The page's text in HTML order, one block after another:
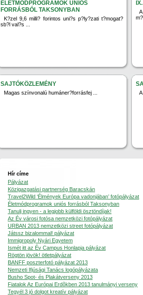
ÉLETMÓDPROGRAMOK UNIÓS
FORRÁSBÓL TAKSONYBAN
K?zel 9,6 milli? forintos uni?s p?ly?zati t?mogat?
sb?l val?s ...
SAJTÓKÖZLEMÉNY
Magas színvonalú humáner?forrásfej ...
Hír címe
Pályázat
Közigazgatási partnerség Baracskán
Travel2Wild ‘Élmények Európa vadonjában’ fotópályázat
Életmódprogramok uniós forrásból Taksonyban
Tanulj ingyen - a legjobb külföldi ösztöndíjak!
Az Év városi fotósa nemzetközi fotópályázat
URBAN 2013 nemzetközi street fotópályázat
Játssz bizalommal! pályázat
Immigropoly Nyári Egyetem
Ismét itt az Év Campus Honlapja pályázat
Rögtön jövök! ötletpályázat
BANFF poszterfotó pályázat 2013
Nemzeti Ifjúsági Tanács logópályázata
Busho Spot- és Plakátverseny 2013
Fiatalok Az Európai Erdõkben 2013 tanulmányi verseny
Tegyél 3 jó dolgot kreatív pályázat